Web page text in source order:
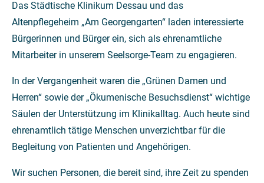
Das Städtische Klinikum Dessau und das
Altenpflegeheim „Am Georgengarten“ laden interessierte
Bürgerinnen und Bürger ein, sich als ehrenamtliche
Mitarbeiter in unserem Seelsorge-Team zu engagieren.
In der Vergangenheit waren die „Grünen Damen und
Herren“ sowie der „Ökumenische Besuchsdienst“ wichtige
Säulen der Unterstützung im Klinikalltag. Auch heute sind
ehrenamtlich tätige Menschen unverzichtbar für die
Begleitung von Patienten und Angehörigen.
Wir suchen Personen, die bereit sind, ihre Zeit zu spenden